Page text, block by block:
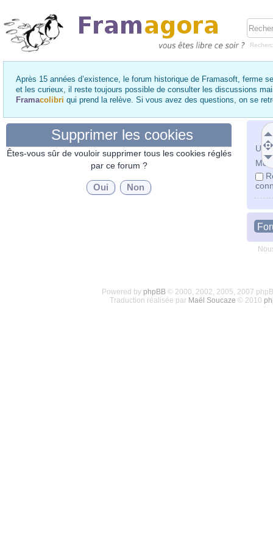
Après 15 années d’existence, le forum historique de Framasoft, ferme
et les curieux, il reste toujours possible de consulter les discussions
Framacolibri qui prend la relève. Si vous avez des questions, on se
Mot
Supprimer les cookies
Êtes-vous sûr de vouloir supprimer tous les cookies réglés
par ce forum ?
Powered by phpBB© 2000, 2002, 2005, 2007
Traduction réalisée par Maël Soucaze © 2010